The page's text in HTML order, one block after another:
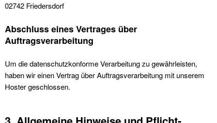
02742 Friedersdorf
Abschluss eines Vertrages über
Auftragsverarbeitung
Um die datenschutzkonforme Verarbeitung zu gewährleisten,
haben wir einen Vertrag über Auftragsverarbeitung mit unserem
Hoster geschlossen.